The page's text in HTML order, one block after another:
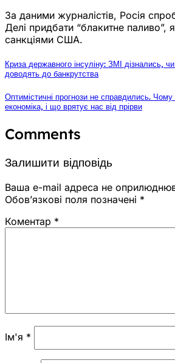
За даними журналістів, Росія
Делі придбати “блакитне паливо”,
санкціями США.
Криза державного інсуліну: ЗМІ дізнались,
доводять до банкрутства
Оптимістичні прогнози не справдились. Чому
економіка, і що врятує нас від прірви
Comments
Залишити відповідь
Ваша e-mail адреса не
Обов’язкові поля позначені *
Коментар *
Ім'я *